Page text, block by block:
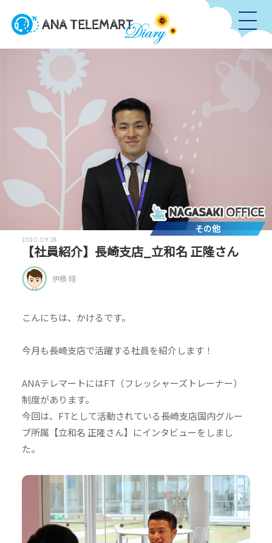
その他
2020.09.25
【社員紹介】長崎支店_立和名 正隆さん
伊積 翔
こんにちは、かけるです。
今月も長崎支店で活躍する社員を紹介します！
ANAテレマートにはFT（フレッシャーズトレーナー）
制度があります。
今回は、FTとして活動されている長崎支店国内グルー
プ所属【立和名 正隆さん】にインタビューをしまし
た。